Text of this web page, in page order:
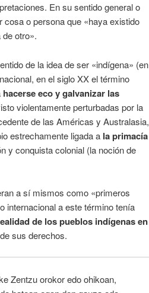
En su sentido general o
o persona que «haya existido
otro».
de la idea de ser «indígena» (en
en el siglo XX el término
hacerse eco y galvanizar las
violentamente perturbadas por la
de las Américas y Australasia,
estrechamente ligada a la primacía
y conquista colonial (la noción de
a sí mismos como «primeros
internacional a este término tenía
de los pueblos indígenas en
sus derechos.
Zentzu orokor edo ohikoan,